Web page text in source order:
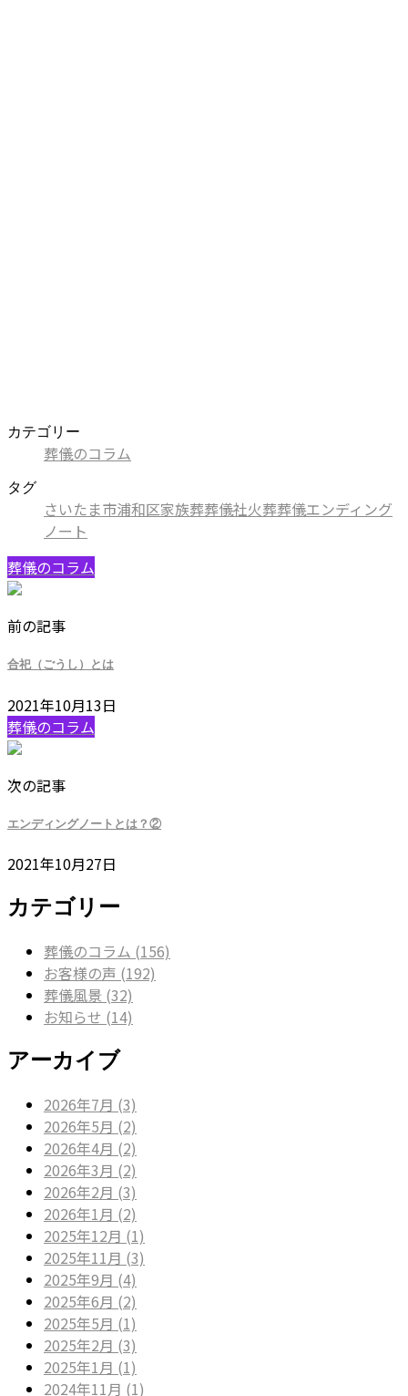
カテゴリー
葬儀のコラム
タグ
さいたま市浦和区家族葬葬儀社火葬葬儀エンディング
ノート
葬儀のコラム
前の記事
合祀（ごうし）とは
2021年10月13日
葬儀のコラム
次の記事
エンディングノートとは？②
2021年10月27日
カテゴリー
葬儀のコラム (156)
お客様の声 (192)
葬儀風景 (32)
お知らせ (14)
アーカイブ
2026年7月 (3)
2026年5月 (2)
2026年4月 (2)
2026年3月 (2)
2026年2月 (3)
2026年1月 (2)
2025年12月 (1)
2025年11月 (3)
2025年9月 (4)
2025年6月 (2)
2025年5月 (1)
2025年2月 (3)
2025年1月 (1)
2024年11月 (1)